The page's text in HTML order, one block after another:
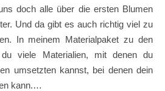
doch alle über die ersten Blumen
Und da gibt es auch richtig viel zu
In meinem Materialpaket zu den
du viele Materialien, mit denen du
umsetzten kannst, bei denen dein
kann.…